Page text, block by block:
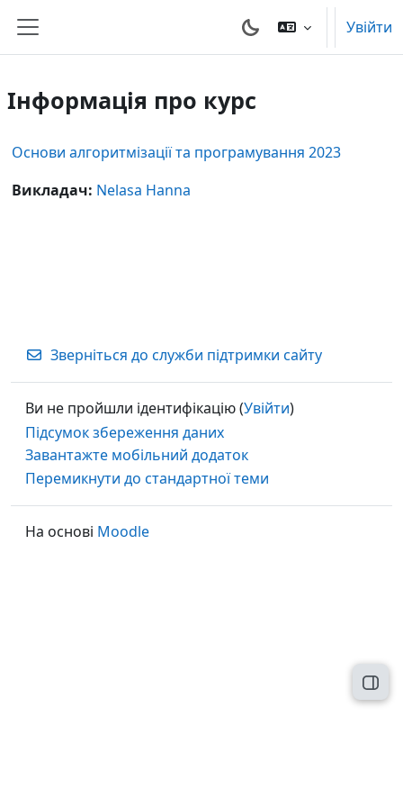
Бокова панель
Увійти
Інформація про курс
Основи алгоритмізації та програмування 2023
Викладач: Nelasa Hanna
Зверніться до служби підтримки сайту
Ви не пройшли ідентифікацію (Увійти)
Підсумок збереження даних
Завантажте мобільний додаток
Перемикнути до стандартної теми
На основі Moodle